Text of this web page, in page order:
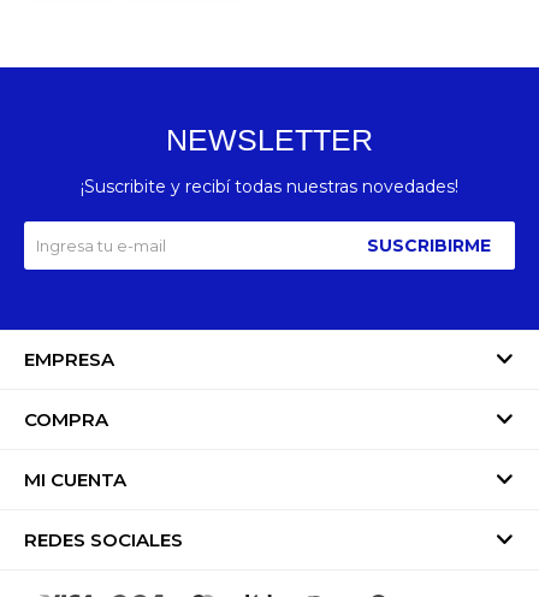
EMPRESA
COMPRA
MI CUENTA
REDES SOCIALES
NEWSLETTER
¡Suscribite y recibí todas nuestras novedades!
SUSCRIBIRME